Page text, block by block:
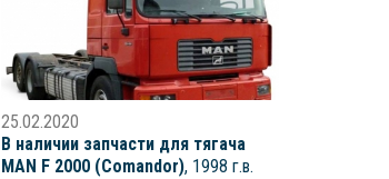
25.02.2020
В наличии запчасти для тягача
MAN F 2000 (Comandor), 1998 г.в.